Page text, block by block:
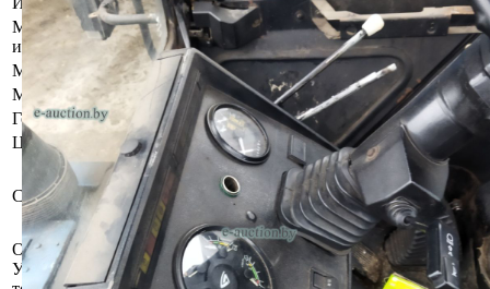
Местоположение
имущества
Брестская область, Ивановский р-н,
аг. Тышковичи, ул. Объездная, 24
Марка
Беларус
Модель
82.1
Год выпуска
2008
Цвет
Синий
Состояние
Бывшее в употреблении, при
инструментальном контроле,
диагностике, разборке возможно
выявление скрытых дефектов.
Осмотр объекта
Участник электронных торгов обязан до начала электронных